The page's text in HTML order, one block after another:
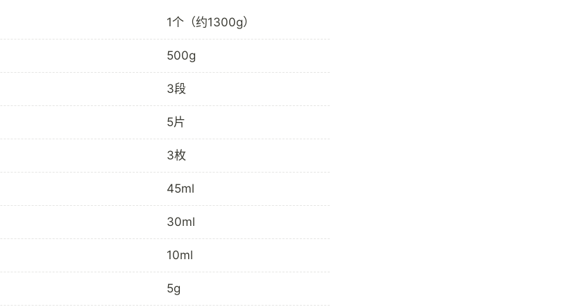
1个（约1300g）
500g
3段
5片
3枚
45ml
30ml
10ml
5g